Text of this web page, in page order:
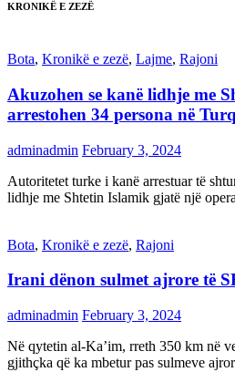
KRONIKË E ZEZË
Bota, Kronikë e zezë, Lajme, Rajoni
Akuzohen se kanë lidhje me
arrestohen 34 persona në
adminadmin February 3, 2024
Autoritetet turke i kanë arrestuar të
lidhje me Shtetin Islamik gjatë një
Bota, Kronikë e zezë, Rajoni
Irani dënon sulmet ajrore të
adminadmin February 3, 2024
Në qytetin al-Ka’im, rreth 350 km në
gjithçka që ka mbetur pas sulmeve